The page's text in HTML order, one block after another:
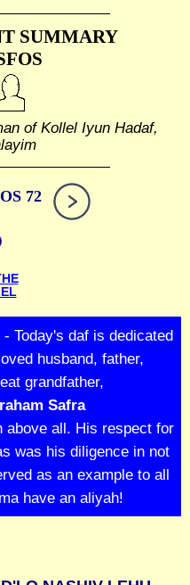
SUMMARY
of Kollel Iyun Hadaf,
72
Today's daf is dedicated
husband, father,
grandfather,
Safra
above all. His respect for
was his diligence in not
as an example to all
have an aliyah!